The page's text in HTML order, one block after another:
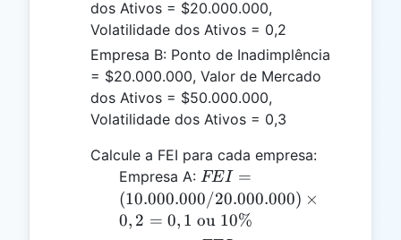
dos Ativos = $20.000.000,
Volatilidade dos Ativos = 0,2
Empresa B: Ponto de Inadimplência
= $20.000.000, Valor de Mercado
dos Ativos = $50.000.000,
Volatilidade dos Ativos = 0,3
Calcule a FEI para cada empresa:
Empresa A: FEI =
(10.000.000
/
FEI =
(10.000.000/20.000.000) ×
0, 2 = 0, 1 ou 10%